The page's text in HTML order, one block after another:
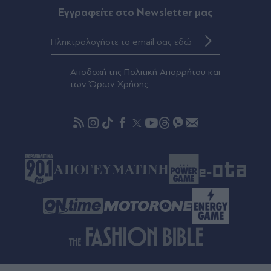
Ήλιου - Κρόνου
Πριν 37 λεπτά
Φωτιά στη Βοιωτία: Προφυλακίστηκαν ο
δήμαρχος Στυλίδας και ακόμη δύο
πάρκο - Το πόρισμα της Πυροσβεστικής
Eγγραφείτε στο Newsletter μας
Αποδοχή της Πολιτική Απορρήτου και
τωνΌρων Χρήσης